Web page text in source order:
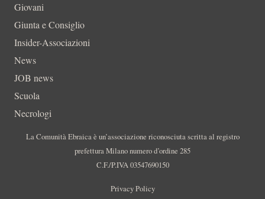
Giovani
Giunta e Consiglio
Insider-Associazioni
News
JOB news
Scuola
Necrologi
La Comunità Ebraica è un’associazione riconosciuta scritta al registro
prefettura Milano numero d’ordine 285
C.F./P.IVA 03547690150
Privacy Policy